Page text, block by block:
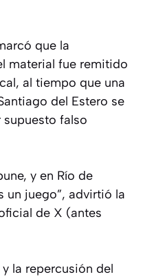
que la
material fue remitido
al tiempo que una
del Estero se
falso
y en Río de
un juego”, advirtió la
de X (antes
la repercusión del